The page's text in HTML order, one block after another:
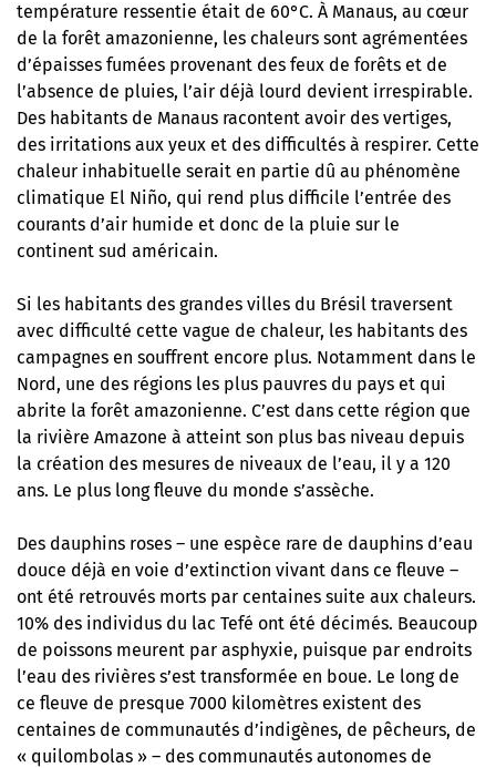
température ressentie était de 60°C. À Manaus, au cœur
de la forêt amazonienne, les chaleurs sont agrémentées
d’épaisses fumées provenant des feux de forêts et de
l’absence de pluies, l’air déjà lourd devient irrespirable.
Des habitants de Manaus racontent avoir des vertiges,
des irritations aux yeux et des difficultés à respirer. Cette
chaleur inhabituelle serait en partie dû au phénomène
climatique El Niño, qui rend plus difficile l’entrée des
courants d’air humide et donc de la pluie sur le
continent sud américain.
Si les habitants des grandes villes du Brésil traversent
avec difficulté cette vague de chaleur, les habitants des
campagnes en souffrent encore plus. Notamment dans le
Nord, une des régions les plus pauvres du pays et qui
abrite la forêt amazonienne. C’est dans cette région que
la rivière Amazone à atteint son plus bas niveau depuis
la création des mesures de niveaux de l’eau, il y a 120
ans. Le plus long fleuve du monde s’assèche.
Des dauphins roses – une espèce rare de dauphins d’eau
douce déjà en voie d’extinction vivant dans ce fleuve –
ont été retrouvés morts par centaines suite aux chaleurs.
10% des individus du lac Tefé ont été décimés. Beaucoup
de poissons meurent par asphyxie, puisque par endroits
l’eau des rivières s’est transformée en boue. Le long de
ce fleuve de presque 7000 kilomètres existent des
centaines de communautés d’indigènes, de pêcheurs, de
« quilombolas » – des communautés autonomes de